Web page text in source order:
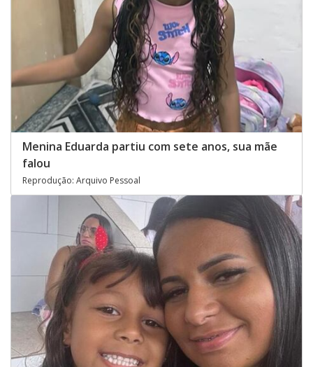
Menina Eduarda partiu com sete anos, sua mãe
falou
Reprodução: Arquivo Pessoal